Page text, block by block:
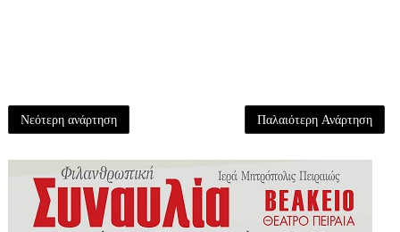
Νεότερη ανάρτηση Παλαιότερη Ανάρτηση